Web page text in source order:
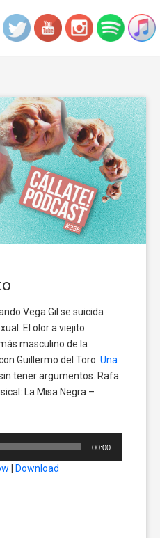
Vega Gil se suicida
El olor a viejito
masculino de la
Guillermo del Toro. Una
tener argumentos. Rafa
La Misa Negra –
00:00
| Download